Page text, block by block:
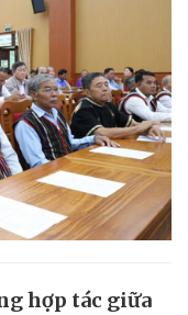
hợp tác giữa